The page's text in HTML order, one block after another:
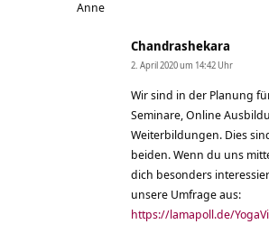
Anne
Chandrashekara
2. April 2020 um 14:42 Uhr
Wir sind in der Planung
Seminare, Online
Weiterbildungen. Dies
beiden. Wenn du uns
dich besonders
unsere Umfrage aus:
https://lamapoll.de/